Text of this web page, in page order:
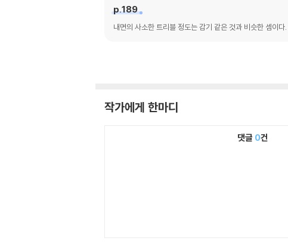
p.189
내면의 사소한 트리블 정도는 감기 같은 것과 비슷한 셈이
작가에게 한마디
댓글 0건